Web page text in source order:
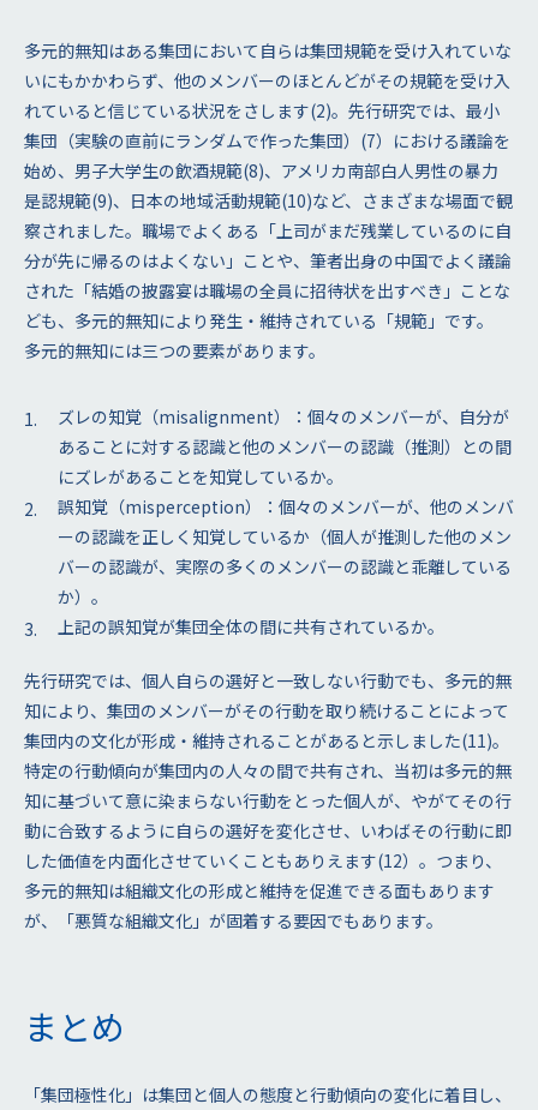
多元的無知はある集団において自らは集団規範を受け入れていな
いにもかかわらず、他のメンバーのほとんどがその規範を受け入
れていると信じている状況をさします(2)。先行研究では、最小
集団（実験の直前にランダムで作った集団）(7）における議論を
始め、男子大学生の飲酒規範(8)、アメリカ南部白人男性の暴力
是認規範(9)、日本の地域活動規範(10)など、さまざまな場面で観
察されました。職場でよくある「上司がまだ残業しているのに自
分が先に帰るのはよくない」ことや、筆者出身の中国でよく議論
された「結婚の披露宴は職場の全員に招待状を出すべき」ことな
ども、多元的無知により発生・維持されている「規範」です。
多元的無知には三つの要素があります。
ズレの知覚（misalignment）：個々のメンバーが、自分が
あることに対する認識と他のメンバーの認識（推測）との間
にズレがあることを知覚しているか。
誤知覚（misperception）：個々のメンバーが、他のメンバ
ーの認識を正しく知覚しているか（個人が推測した他のメン
バーの認識が、実際の多くのメンバーの認識と乖離している
か）。
上記の誤知覚が集団全体の間に共有されているか。
先行研究では、個人自らの選好と一致しない行動でも、多元的無
知により、集団のメンバーがその行動を取り続けることによって
集団内の文化が形成・維持されることがあると示しました(11)。
特定の行動傾向が集団内の人々の間で共有され、当初は多元的無
知に基づいて意に染まらない行動をとった個人が、やがてその行
動に合致するように自らの選好を変化させ、いわばその行動に即
した価値を内面化させていくこともありえます(12）。つまり、
多元的無知は組織文化の形成と維持を促進できる面もあります
が、「悪質な組織文化」が固着する要因でもあります。
まとめ
「集団極性化」は集団と個人の態度と行動傾向の変化に着目し、